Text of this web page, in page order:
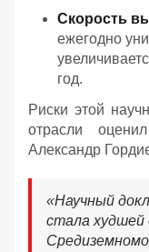
Скорость
ежегодно
год.
Риски этой
отрасли
Александр
«Научный
стала худшей